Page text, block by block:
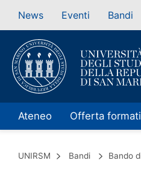
News Eventi Bandi
Ateneo Offerta
UNIRSM Bandi Bando